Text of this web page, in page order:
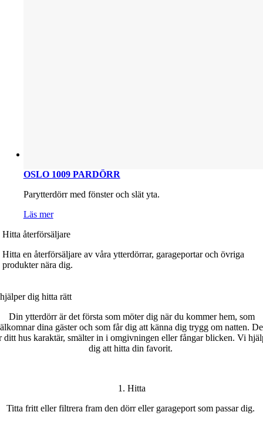
OSLO 1009 PARDÖRR
Parytterdörr med fönster och slät yta.
Läs mer
Hitta återförsäljare
Hitta en återförsäljare av våra ytterdörrar, garageportar och övriga
produkter nära dig.
dig hitta rätt
Din ytterdörr är det första som möter dig när du kommer hem, som
dina gäster och som får dig att känna dig trygg om natten.
ditt hus karaktär, smälter in i omgivningen eller fångar blicken. Vi
dig att hitta din favorit.
1. Hitta
Titta fritt eller filtrera fram den dörr eller garageport som passardig.